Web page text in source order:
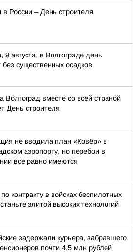
в России – День строителя
9 августа, в Волгограде день
без существенных осадков
Волгоград вместе со всей страной
День строителя
не вводила план «Ковёр» в
аэропорту, но перебои в
все равно имеются
контракту в войсках беспилотных
элитой высоких технологий
задержали курьера, забравшего
почти 4,5 млн рублей